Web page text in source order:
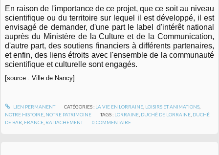
En raison de l'importance de ce projet, que ce soit au niveau
scientifique ou du territoire sur lequel il est développé, il est
envisagé de demander, d'une part le label d'intérêt national
auprès du Ministère de la Culture et de la Communication,
d'autre part, des soutiens financiers à différents partenaires,
et enfin, des liens étroits avec l'ensemble de la communauté
scientifique et culturelle sont engagés.
[source : Ville de Nancy]
LIEN PERMANENT CATÉGORIES : LA VIE EN LORRAINE, LOISIRS ET ANIMATIONS,
NOTRE HISTOIRE NOTRE PATRIMOINE TAGS : LORRAINE DUCHÉ DE LORRAINE DUCHÉ
DE BAR FRANCE RATTACHEMENT 0 COMMENTAIRE